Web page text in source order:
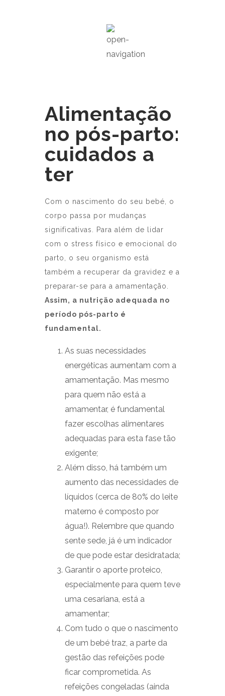
Alimentação
no pós-parto:
cuidados a
ter
Com o nascimento do seu bebé, o
corpo passa por mudanças
significativas. Para além de lidar
com o stress físico e emocional do
parto, o seu organismo está
também a recuperar da gravidez e a
preparar-se para a amamentação.
Assim, a nutrição adequada no
período pós-parto é
fundamental.
As suas necessidades
energéticas aumentam com a
amamentação. Mas mesmo
para quem não está a
amamentar, é fundamental
fazer escolhas alimentares
adequadas para esta fase tão
exigente;
Além disso, há também um
aumento das necessidades de
líquidos (cerca de 80% do leite
materno é composto por
água!). Relembre que quando
sente sede, já é um indicador
de que pode estar desidratada;
Garantir o aporte proteico,
especialmente para quem teve
uma cesariana, está a
amamentar;
Com tudo o que o nascimento
de um bebé traz, a parte da
gestão das refeições pode
ficar comprometida. As
refeições congeladas (ainda